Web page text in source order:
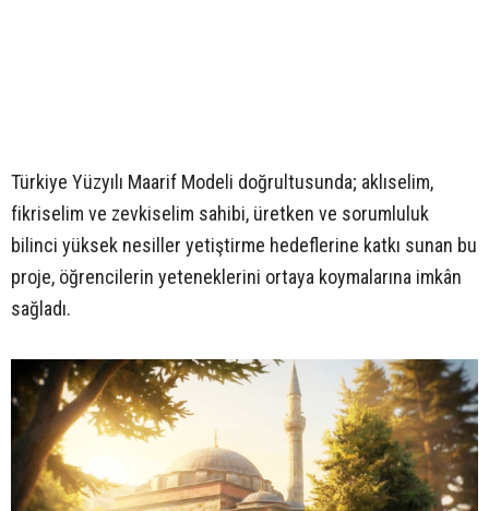
Türkiye Yüzyılı Maarif Modeli doğrultusunda; aklıselim,
fikriselim ve zevkiselim sahibi, üretken ve sorumluluk
bilinci yüksek nesiller yetiştirme hedeflerine katkı sunan bu
proje, öğrencilerin yeteneklerini ortaya koymalarına imkân
sağladı.